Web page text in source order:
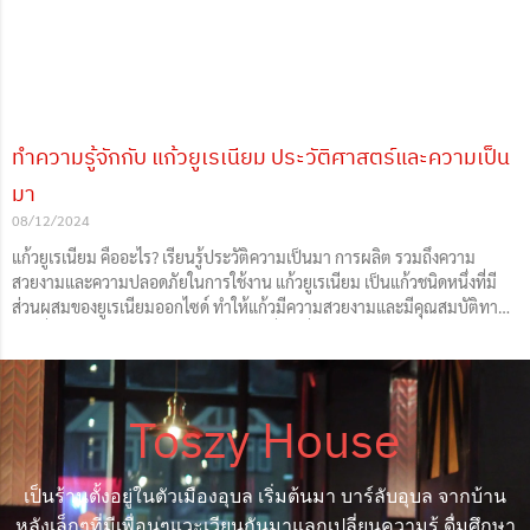
ทำความรู้จักกับ แก้วยูเรเนียม ประวัติศาสตร์และความเป็น
มา
08/12/2024
แก้วยูเรเนียม คืออะไร? เรียนรู้ประวัติความเป็นมา การผลิต รวมถึงความ
สวยงามและความปลอดภัยในการใช้งาน แก้วยูเรเนียม เป็นแก้วชนิดหนึ่งที่มี
ส่วนผสมของยูเรเนียมออกไซด์ ทำให้แก้วมีความสวยงามและมีคุณสมบัติทาง
เนียม แก้วไวน์ยูเรเนียมด้วยนะ วันนี้ Toszy house เลยจะมาพาทำความรู้จักกับ
แก้วยูเรเนียมกัน ประวัติศาสตร์และความเป็นมาของ แก้วยูเรเนียม ย้อนกลับไป
ในช่วงปลายศตวรรษที่ 18 นักเคมีชาวเยอรมันชื่อ มาร์ทีน ไฮน์ริช คลัพโรท
(Martin
Toszy House
เป็นร้านตั้งอยู่ในตัวเมืองอุบล เริ่มต้นมา บาร์ลับอุบล จากบ้าน
หลังเล็กๆที่มีเพื่อนๆแวะเวียนกันมาแลกเปลี่ยนความรู้ ดื่มศึกษา